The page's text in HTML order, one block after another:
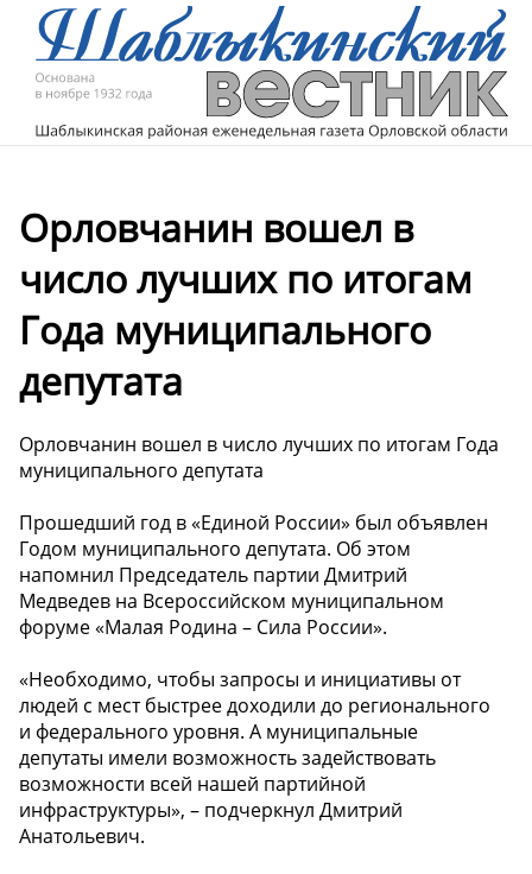
Орловчанин вошел в
число лучших по итогам
Года муниципального
депутата
Орловчанин вошел в число лучших по итогам Года
муниципального депутата
Прошедший год в «Единой России» был объявлен
Годом муниципального депутата. Об этом
напомнил Председатель партии Дмитрий
Медведев на Всероссийском муниципальном
форуме «Малая Родина – Сила России».
«Необходимо, чтобы запросы и инициативы от
людей с мест быстрее доходили до регионального
и федерального уровня. А муниципальные
депутаты имели возможность задействовать
возможности всей нашей партийной
инфраструктуры», – подчеркнул Дмитрий
Анатольевич.